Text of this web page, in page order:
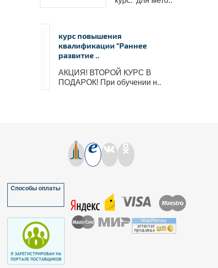
курс повышения
квалификации "Раннее
развитие ..
АКЦИЯ! ВТОРОЙ КУРС В
ПОДАРОК! При обучении н..
Способы оплаты